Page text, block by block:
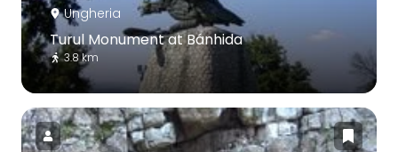
Ungheria
Turul Monument at Bánhida
3.8 km